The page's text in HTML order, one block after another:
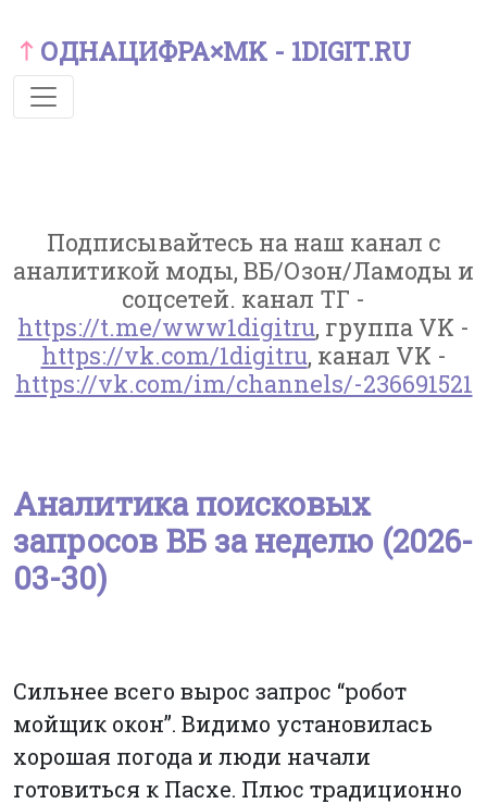
ОДНАЦИФРА×MK - 1DIGIT.RU
Подписывайтесь на наш канал с
аналитикой моды, ВБ/Озон/Ламоды и
соцсетей. канал ТГ -
https://t.me/www1digitru, группа VK -
https://vk.com/1digitru, канал VK -
https://vk.com/im/channels/-236691521
Аналитика поисковых
запросов ВБ за неделю (2026-
03-30)
Сильнее всего вырос запрос “робот
мойщик окон”. Видимо установилась
хорошая погода и люди начали
готовиться к Пасхе. Плюс традиционно